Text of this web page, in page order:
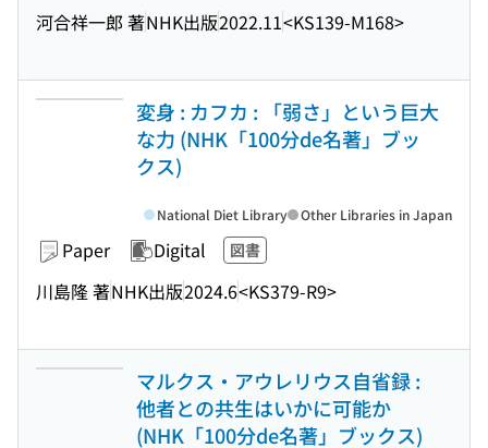
河合祥一郎 著NHK出版2022.11<KS139-M168>
変身 : カフカ : 「弱さ」という巨大
な力 (NHK「100分de名著」ブッ
クス)
Paper Digital 図書
川島隆 著NHK出版2024.6<KS379-R9>
National Diet Library Other Libraries in Japan
マルクス・アウレリウス自省録 :
他者との共生はいかに可能か
(NHK「100分de名著」ブックス)